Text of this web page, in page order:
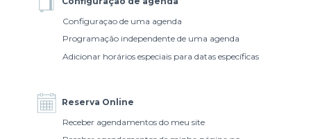
Configuraçao de uma agenda
Programação independente de uma agenda
Adicionar horários especiais para datas específicas
Reserva Online
Receber agendamentos do meu site